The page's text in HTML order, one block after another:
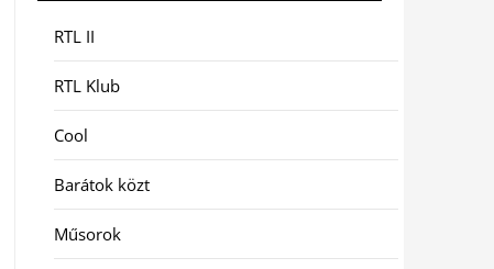
RTL II
RTL Klub
Cool
Barátok közt
Műsorok